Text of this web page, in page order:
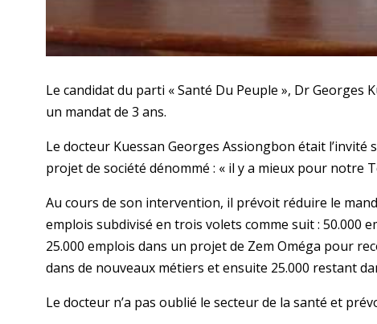
Le candidat du parti « Santé Du Peuple », Dr
un mandat de 3 ans.
Le docteur Kuessan Georges Assiongbon était
projet de société dénommé : « il y a mieux pour notre
Au cours de son intervention, il prévoit réduire le
emplois subdivisé en trois volets comme suit : 50.000
25.000 emplois dans un projet de Zem Oméga pour
dans de nouveaux métiers et ensuite 25.000 restant
Le docteur n’a pas oublié le secteur de la santé et